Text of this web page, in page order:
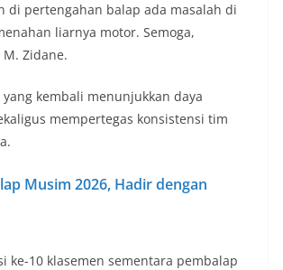
di pertengahan balap ada masalah di
liarnya motor. Semoga,
Zidane.
kembali menunjukkan daya
mempertegas konsistensi tim
Musim 2026, Hadir dengan
ke-10 klasemen sementara pembalap